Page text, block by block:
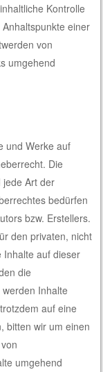
Kontrolle
einer
von
umgehend
und Werke auf
Die
jede Art der
bedürfen
bzw. Erstellers.
den privaten, nicht
Inhalte auf dieser
die
Inhalte
auf eine
bitten wir um einen
umgehend